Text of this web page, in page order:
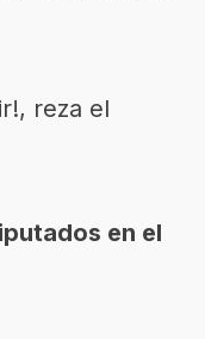
reza el
en el